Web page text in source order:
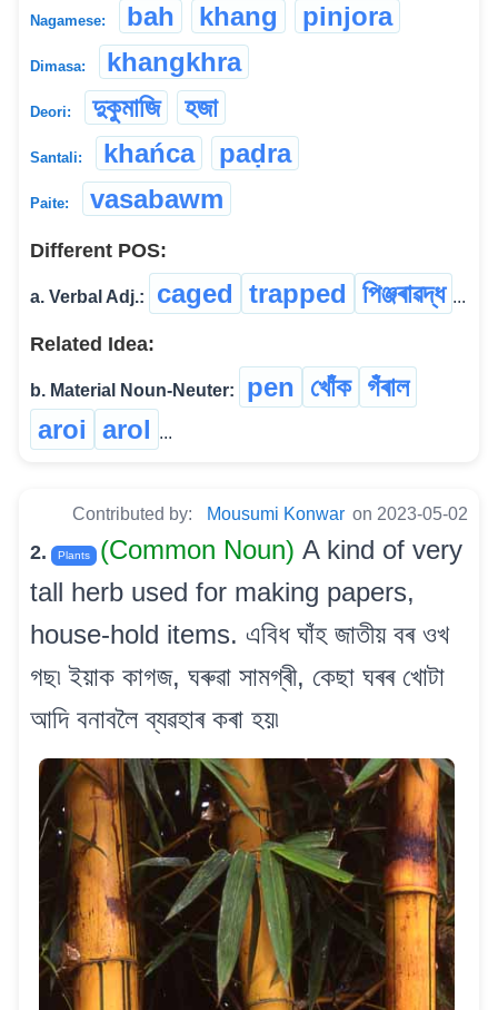
Nagamese: bah khang pinjora
Dimasa: khangkhra
Deori: দুকুমাজি হজা
Santali: khańca paḍra
Paite: vasabawm
Different POS:
a. Verbal Adj.: caged trapped পিঞ্জৰাৱদ্ধ ...
Related Idea:
b. Material Noun-Neuter: pen খোঁক গঁৰাল
aroi arol ...
Contributed by: Mousumi Konwar on 2023-05-02
2. Plants (Common Noun) A kind of very
tall herb used for making papers,
house-hold items. এবিধ ঘাঁহ জাতীয় বৰ ওখ
গছ৷ ইয়াক কাগজ, ঘৰুৱা সামগ্ৰী, কেছা ঘৰৰ খোটা
আদি বনাবলৈ ব্যৱহাৰ কৰা হয়৷